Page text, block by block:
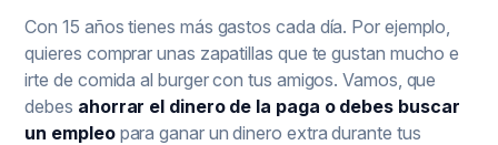
Con 15 años tienes más gastos cada día. Por ejemplo,
quieres comprar unas zapatillas que te gustan mucho e
irte de comida al burger con tus amigos. Vamos, que
debes ahorrar el dinero de la paga o debes buscar
un empleopara ganar un dinero extra durante tus